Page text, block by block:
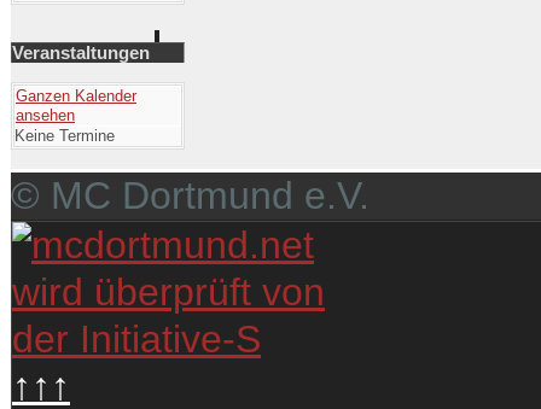
Veranstaltungen
Ganzen Kalender
ansehen
Keine Termine
© MC Dortmund e.V.
↑↑↑